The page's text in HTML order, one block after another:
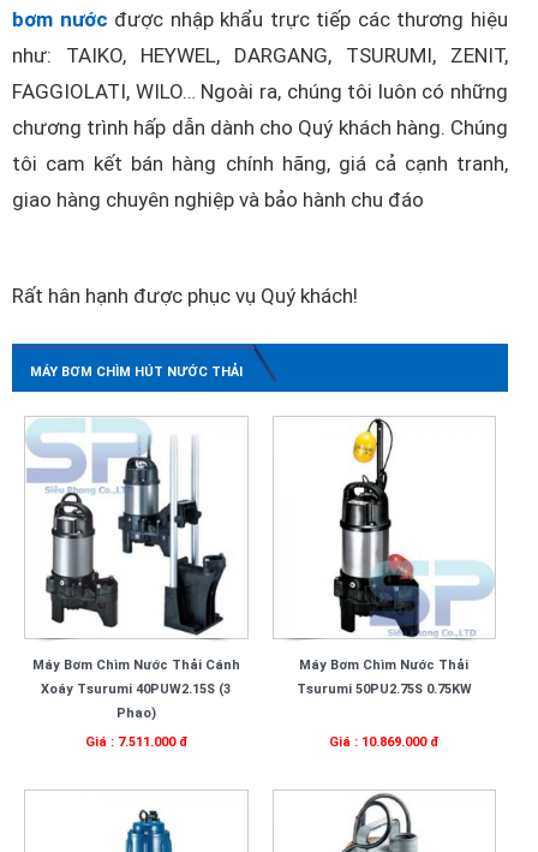
bơm nước được nhập khẩu trực tiếp các thương hiệu
như: TAIKO, HEYWEL, DARGANG, TSURUMI, ZENIT,
FAGGIOLATI, WILO… Ngoài ra, chúng tôi luôn có những
chương trình hấp dẫn dành cho Quý khách hàng. Chúng
tôi cam kết bán hàng chính hãng, giá cả cạnh tranh,
giao hàng chuyên nghiệp và bảo hành chu đáo
Rất hân hạnh được phục vụ Quý khách!
MÁY BƠM CHÌM HÚT NƯỚC THẢI
Máy Bơm Chìm Nước Thải Cánh
Xoáy Tsurumi 40PUW2.15S (3
Phao)
Giá : 7.511.000 đ
Máy Bơm Chìm Nước Thải
Tsurumi 50PU2.75S 0.75KW
Giá : 10.869.000 đ